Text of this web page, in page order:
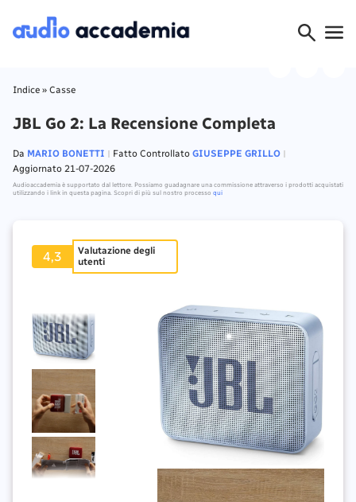
Indice » Casse
JBL Go 2: La Recensione Completa
Da MARIO BONETTI Fatto Controllato GIUSEPPE GRILLO
Aggiornato 21-07-2026
Audioaccademia è supportato dal lettore. Possiamo guadagnare una commissione attraverso i prodotti acquistati
utilizzando i link in questa pagina. Scopri di più sul nostro processo qui
4,3
Valutazione degli
utenti